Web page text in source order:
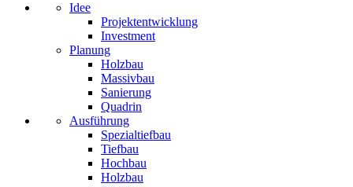
Idee
Projektentwicklung
Investment
Planung
Holzbau
Massivbau
Sanierung
Quadrin
Ausführung
Spezialtiefbau
Tiefbau
Hochbau
Holzbau